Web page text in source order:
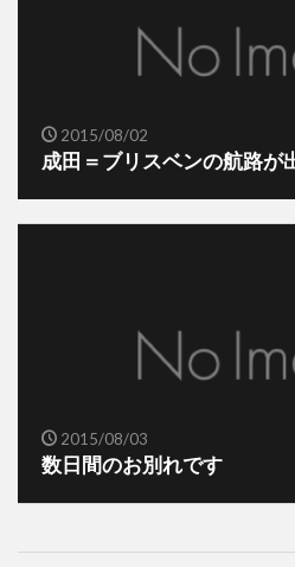
2015/08/02
成田＝ブリスベンの航路が
2015/08/03
数日間のお別れです